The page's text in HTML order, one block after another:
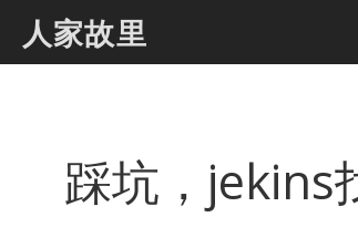
人家故里
踩坑，jekins